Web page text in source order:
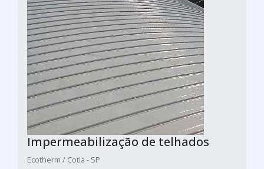
Impermeabilização de telhados
Ecotherm / Cotia - SP